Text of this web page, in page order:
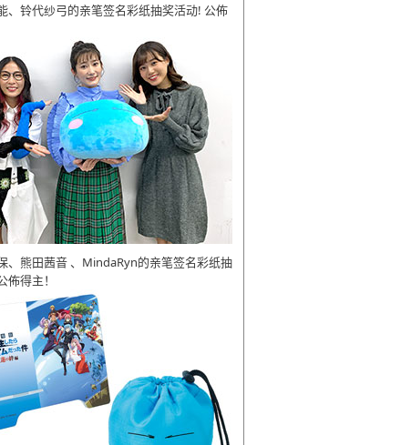
、铃代纱弓的亲笔签名彩纸抽奖活动! 公佈
、熊田茜音 、MindaRyn的亲笔签名彩纸抽
佈得主！